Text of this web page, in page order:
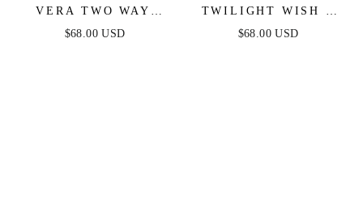
VERA TWO WAY
MINI DRESS -
$68.00 USD
TWILIGHT WISH -
WHITE DENIM
$68.00 USD